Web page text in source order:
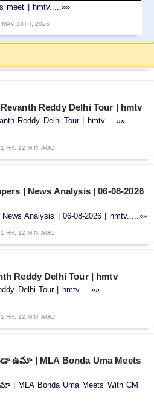
meet | hmtv.....»»
MAY 18TH, 2026
Reddy Delhi Tour | hmtv
Reddy Delhi Tour | hmtv.....»»
1 HR. 12 MIN. AGO
| News Analysis | 06-08-2026
Analysis | 06-08-2026 | hmtv.....»»
1 HR. 12 MIN. AGO
Reddy Delhi Tour | hmtv
Delhi Tour | hmtv.....»»
1 HR. 12 MIN. AGO
ఉమా | MLA Bonda Uma Meets
MLA Bonda Uma Meets With CM